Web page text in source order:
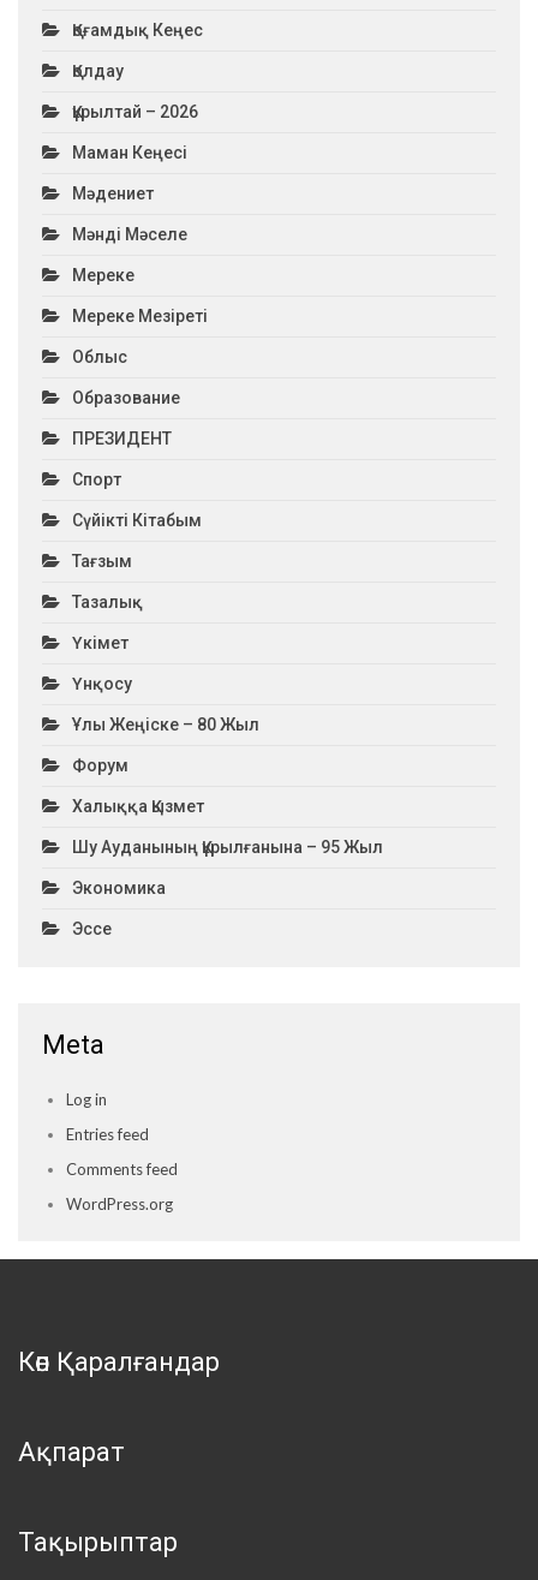
Қоғамдық Кеңес
Қолдау
Құрылтай – 2026
Маман Кеңесі
Мәдениет
Мәнді Мәселе
Мереке
Мереке Мезіреті
Облыс
Образование
ПРЕЗИДЕНТ
Спорт
Сүйікті Кітабым
Тағзым
Тазалық
Үкімет
Үнқосу
Ұлы Жеңіске – 80 Жыл
Форум
Халыққа Қызмет
Шу Ауданының Құрылғанына – 95 Жыл
Экономика
Эссе
Meta
Log in
Entries feed
Comments feed
WordPress.org
Көп Қаралғандар
Ақпарат
Тақырыптар